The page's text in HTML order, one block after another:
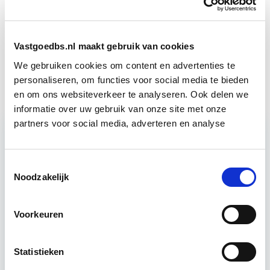
Vastgoedbs.nl maakt gebruik van cookies
We gebruiken cookies om content en advertenties te
personaliseren, om functies voor social media te bieden
en om ons websiteverkeer te analyseren. Ook delen we
informatie over uw gebruik van onze site met onze
partners voor social media, adverteren en analyse
Noodzakelijk
Voorkeuren
Statistieken
Vastgoedbeheer Start wo 9 sep
Relevant bij dit artikel
Het samenstellen van een vastgoedportfolio (of -
portefeuille) is complex. In deze cursus ontleden
we deze uitdaging en kijken we nadrukkelijk naar
de… Lees verder